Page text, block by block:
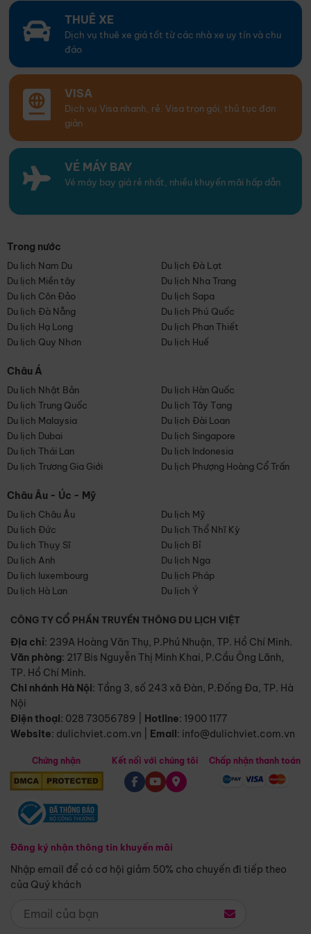
THUÊ XE
Dịch vụ thuê xe giá tốt từ các nhà xe uy tín và chu
đáo
VISA
Dịch vụ Visa nhanh, rẻ. Visa trọn gói, thủ tục đơn
giản
VÉ MÁY BAY
Vé máy bay giá rẻ nhất, nhiều khuyến mãi hấp dẫn
Trong nước
Du lịch Nam Du
Du lịch Đà Lạt
Du lịch Miền tây
Du lịch Nha Trang
Du lịch Côn Đảo
Du lịch Sapa
Du lịch Đà Nẵng
Du lịch Phú Quốc
Du lịch Hạ Long
Du lịch Phan Thiết
Du lịch Quy Nhơn
Du lịch Huế
Châu Á
Du lịch Nhật Bản
Du lịch Hàn Quốc
Du lịch Trung Quốc
Du lịch Tây Tạng
Du lịch Malaysia
Du lịch Đài Loan
Du lịch Dubai
Du lịch Singapore
Du lịch Thái Lan
Du lịch Indonesia
Du lịch Trương Gia Giới
Du lịch Phượng Hoàng Cổ Trấn
Châu Âu - Úc - Mỹ
Du lịch Châu Âu
Du lịch Mỹ
Du lịch Đức
Du lịch Thổ Nhĩ Kỳ
Du lịch Thụy Sĩ
Du lịch Bỉ
Du lịch Anh
Du lịch Nga
Du lịch luxembourg
Du lịch Pháp
Du lịch Hà Lan
Du lịch Ý
CÔNG TY CỔ PHẦN TRUYỀN THÔNG DU LỊCH VIỆT
Địa chỉ: 239A Hoàng Văn Thụ, P.Phú Nhuận, TP. Hồ Chí Minh.
Văn phòng: 217 Bis Nguyễn Thị Minh Khai, P.Cầu Ông Lãnh,
TP. Hồ Chí Minh.
Chi nhánh Hà Nội: Tầng 3, số 243 xã Đàn, P.Đống Đa, TP. Hà
Nội
Điện thoại: 028 73056789 Hotline: 1900 1177
Website: dulichviet.com.vn Email: info@dulichviet.com.vn
Chứng nhận
Đăng ký nhận thông tin khuyến mãi
Nhập email để có cơ hội giảm 50% cho chuyến đi tiếp theo
của Quý khách
Kết nối với chúng tôi Chấp nhận thanh toán